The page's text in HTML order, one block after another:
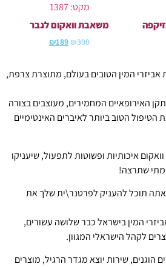
מקט: 1387
משאבת וואקום לגבר
₪300
₪189
המין הטובים בעולם, מתוצרת צרפת,
האירופאיים המחמירים, מעוצבים בצורה
הטיפול הטוב ביותר לאיברים האינטימיים
איכותיות ופשוטות לתפעול, שיעניקו
שתרצה!
אתה תוכל להעניק לפרטנר\ית שלך את
המין בישראל כבר שלושה עשורים,
לקהל הישראלי המגוון.
הוגנים, שירות יוצא מגדר הרגיל, מוצרים